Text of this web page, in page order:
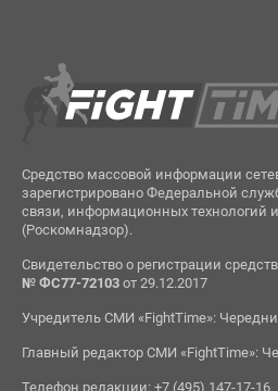
Средство массовой информации
зарегистрировано Федеральной
связи, информационных технологий
(Роскомнадзор).
Свидетельство о регистрации
№ ФС77-72103от 29.12.2017
Учредитель СМИ «FightTime»:
Главный редактор СМИ «FightTime»:
Телефон редакции: +7 (495) 147-17-16